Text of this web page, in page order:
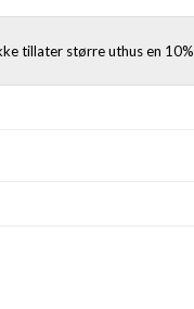
tillater større uthus en 10%